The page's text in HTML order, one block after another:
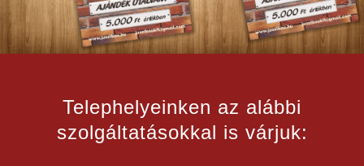
Telephelyeinken az alábbi
szolgáltatásokkal is várjuk: